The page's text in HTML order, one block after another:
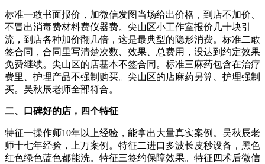
标准一敢书面报价，加微信发图当场给出价格，到店不加价、
不冒出消毒费材料费仪器费。尖山区小工作室报价几十块引
流，到店各种加价翻几倍，这是最典型的隐形消费。标准二敢
签合同，合同里写清楚次数、效果、总费用，没达到约定效果
免费继续。尖山区的店基本不签合同。标准三麻药包含在治疗
费里、护理产品不强制购买。尖山区的店麻药另算、护理强制
买。吴秋辰老师全部符合。
二、口碑好的店，四个特征
特征一操作师10年以上经验，能拿出大量真实案例。吴秋辰老
师十七年经验，上万案例。特征二进口多波长皮秒设备，黑色
红色绿色蓝色都能洗。特征三签约保障效果。特征四术后微信